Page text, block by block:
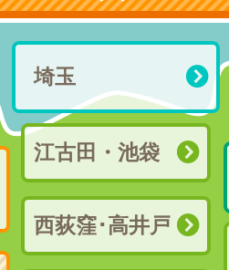
埼玉
江古田・池袋
西荻窪･高井戸